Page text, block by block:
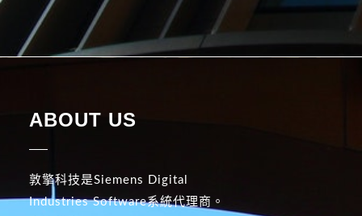
ABOUT US
敦擎科技是Siemens Digital
Industries Software系統代理商。